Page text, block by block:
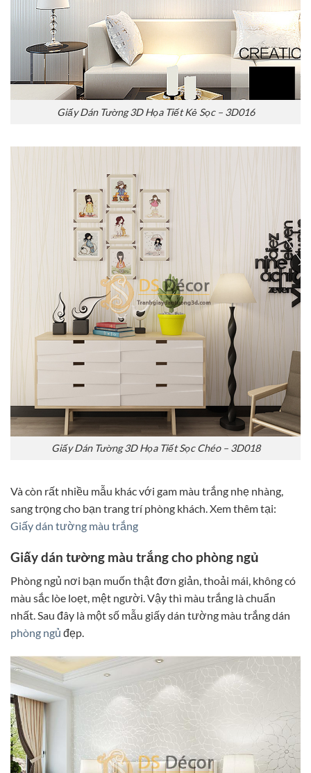
Giấy Dán Tường 3D Họa Tiết Kẻ Sọc – 3D016
Giấy Dán Tường 3D Họa Tiết Sọc Chéo – 3D018
Và còn rất nhiều mẫu khác với gam màu trắng nhẹ nhàng,
sang trọng cho bạn trang trí phòng khách. Xem thêm tại:
Giấy dán tường màu trắng
Giấy dán tường màu trắng cho phòng ngủ
Phòng ngủ nơi bạn muốn thật đơn giản, thoải mái, không có
màu sắc lòe loẹt, mệt người. Vậy thì màu trắng là chuẩn
nhất. Sau đây là một số mẫu giấy dán tường màu trắng dán
phòng ngủ đẹp.